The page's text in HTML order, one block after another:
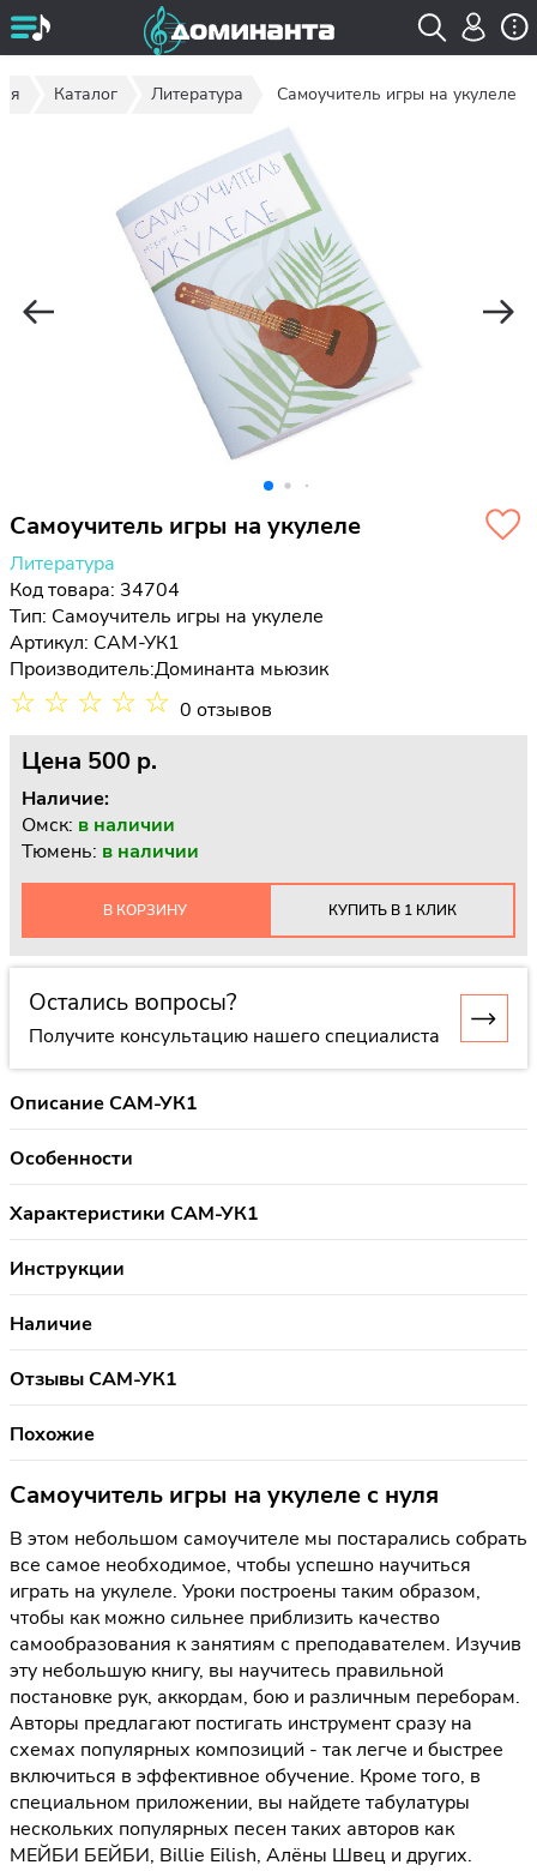
Каталог Литература Самоучитель игры на укулеле
Самоучитель игры на укулеле
Литература
Код товара: 34704
Тип: Самоучитель игры на укулеле
Артикул: САМ-УК1
Производитель:Доминанта мьюзик
☆ ☆ ☆ ☆ ☆ 0 отзывов
Цена 500 p.
Наличие:
Омск: в наличии
Тюмень: в наличии
В КОРЗИНУ КУПИТЬ В 1 КЛИК
Остались вопросы?
Получите консультацию нашего специалиста
Описание САМ-УК1
Особенности
Характеристики САМ-УК1
Инструкции
Наличие
Отзывы САМ-УК1
Похожие
Самоучитель игры на укулеле с нуля
В этом небольшом самоучителе мы постарались собрать
все самое необходимое, чтобы успешно научиться
играть на укулеле. Уроки построены таким образом,
чтобы как можно сильнее приблизить качество
самообразования к занятиям с преподавателем. Изучив
эту небольшую книгу, вы научитесь правильной
постановке рук, аккордам, бою и различным переборам.
Авторы предлагают поcтигать инструмент сразу на
схемах популярных композиций - так легче и быстрее
включиться в эффективное обучение. Кроме того, в
специальном приложении, вы найдете табулатуры
нескольких популярных песен таких авторов как
МЕЙБИ БЕЙБИ, Billie Eilish, Алёны Швец и других.